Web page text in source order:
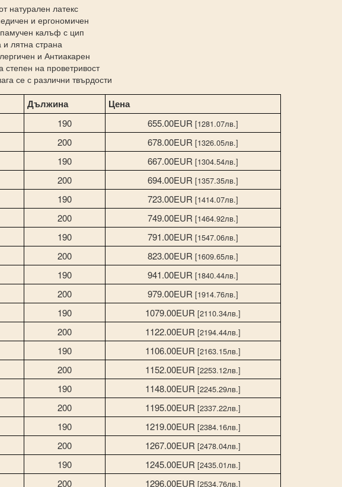
натурален латекс
и ергономичен
калъф с цип
лятна страна
и Антиакарен
степен на проветривост
се с различни твърдости
Дължина Цена
190 655.00EUR [1281.07лв.]
200 678.00EUR [1326.05лв.]
190 667.00EUR [1304.54лв.]
200 694.00EUR [1357.35лв.]
190 723.00EUR [1414.07лв.]
200 749.00EUR [1464.92лв.]
190 791.00EUR [1547.06лв.]
200 823.00EUR [1609.65лв.]
190 941.00EUR [1840.44лв.]
200 979.00EUR [1914.76лв.]
190 1079.00EUR [2110.34лв.]
200 1122.00EUR [2194.44лв.]
190 1106.00EUR [2163.15лв.]
200 1152.00EUR [2253.12лв.]
190 1148.00EUR [2245.29лв.]
200 1195.00EUR [2337.22лв.]
190 1219.00EUR [2384.16лв.]
200 1267.00EUR [2478.04лв.]
190 1245.00EUR [2435.01лв.]
200 1296.00EUR [2534.76лв.]